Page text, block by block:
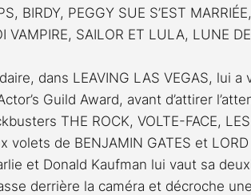
BIRDY, PEGGY SUE S’EST
VAMPIRE, SAILOR ET LULA, LUNE
dans LEAVING LAS VEGAS, lui
Guild Award, avant d’attirer
THE ROCK, VOLTE-FACE, LES
volets de BENJAMIN GATES et
et Donald Kaufman lui vaut sa
derrière la caméra et décroche